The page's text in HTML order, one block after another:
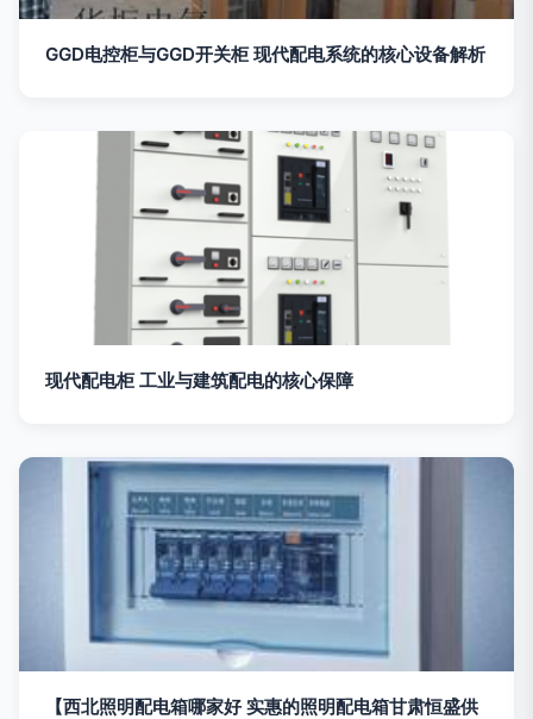
GGD电控柜与GGD开关柜 现代配电系统的核心设备解析
现代配电柜 工业与建筑配电的核心保障
【西北照明配电箱哪家好 实惠的照明配电箱甘肃恒盛供